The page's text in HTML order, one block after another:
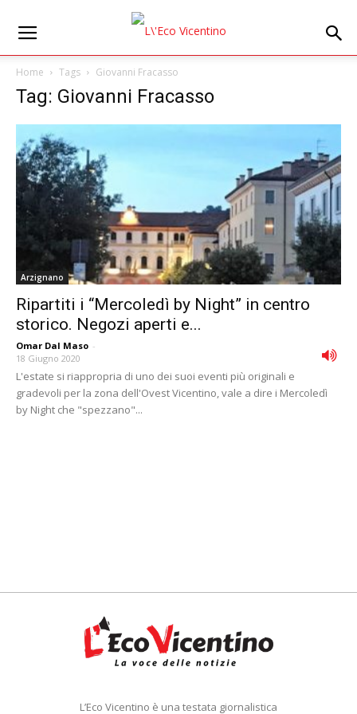
Home Tags Giovanni Fracasso
Tag: Giovanni Fracasso
Arzignano
Ripartiti i “Mercoledì by Night” in centro
storico. Negozi aperti e...
Omar Dal Maso -
18 Giugno 2020
L'estate si riappropria di uno dei suoi eventi più originali e
gradevoli per la zona dell'Ovest Vicentino, vale a dire i Mercoledì
by Night che "spezzano"...
L’Eco Vicentino è una testata giornalistica